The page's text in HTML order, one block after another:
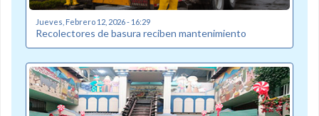
Jueves, Febrero 12, 2026 - 16:29
Recolectores de basura reciben mantenimiento